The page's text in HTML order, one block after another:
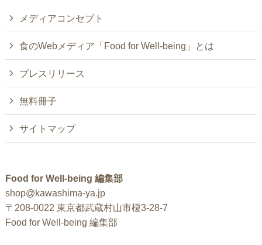
メディアコンセプト
食のWebメディア「Food for Well-being」とは
プレスリリース
無料冊子
サイトマップ
Food for Well-being 編集部
shop@kawashima-ya.jp
〒208-0022 東京都武蔵村山市榎3-28-7
Food for Well-being 編集部